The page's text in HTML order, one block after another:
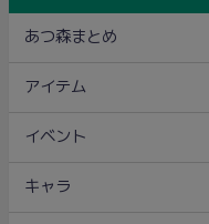
あつ森まとめ
アイテム
イベント
キャラ